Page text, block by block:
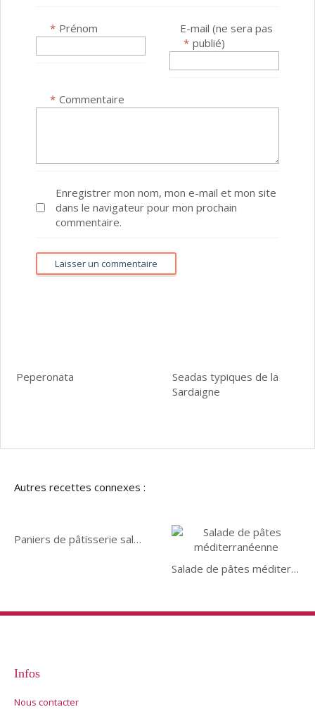
Commentaire
*
Prénom
*
E-mail (ne sera pas
publié)
*
Enregistrer mon nom, mon e-mail et mon site
dans le navigateur pour mon prochain
commentaire.
Peperonata
Seadas typiques de la
Sardaigne
Autres recettes connexes :
Paniers de pâtisserie salés
Salade de pâtes méditerranéenne
Infos
Nous contacter